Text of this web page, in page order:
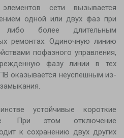
сети вызывается
одной или двух фаз при
либо более длительным
ремонтах. Одиночную линию
пофазного управления,
фазу линии в тех
оказывается неуспешным из-
устойчивые короткие
При этом отключение
к сохранению двух других